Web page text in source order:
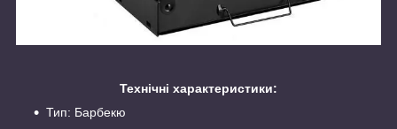
Технічні характеристики:
Тип: Барбекю